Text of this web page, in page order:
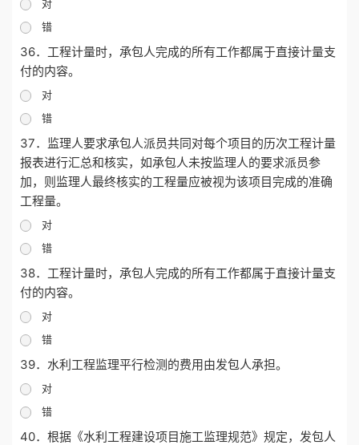
对
错
36．工程计量时，承包人完成的所有工作都属于直接计量支
付的内容。
对
错
37．监理人要求承包人派员共同对每个项目的历次工程计量
报表进行汇总和核实，如承包人未按监理人的要求派员参
加，则监理人最终核实的工程量应被视为该项目完成的准确
工程量。
对
错
38．工程计量时，承包人完成的所有工作都属于直接计量支
付的内容。
对
错
39．水利工程监理平行检测的费用由发包人承担。
对
错
40．根据《水利工程建设项目施工监理规范》规定，发包人